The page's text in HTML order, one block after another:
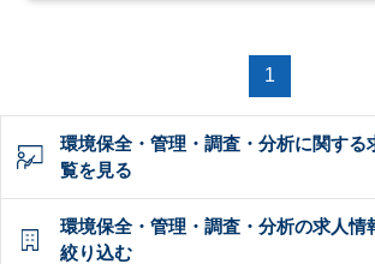
1
環境保全・管理・調査・分析に関する
覧を見る
環境保全・管理・調査・分析の求人情
絞り込む